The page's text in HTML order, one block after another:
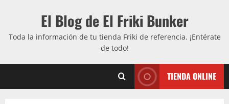
El Blog de El Friki Bunker
Toda la información de tu tienda Friki de referencia. ¡Entérate
de todo!
TIENDA ONLINE